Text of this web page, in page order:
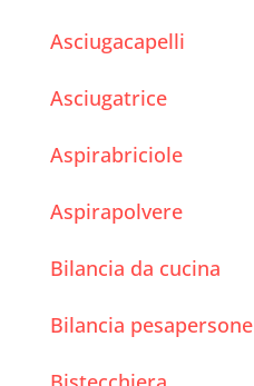
Asciugacapelli
Asciugatrice
Aspirabriciole
Aspirapolvere
Bilancia da cucina
Bilancia pesapersone